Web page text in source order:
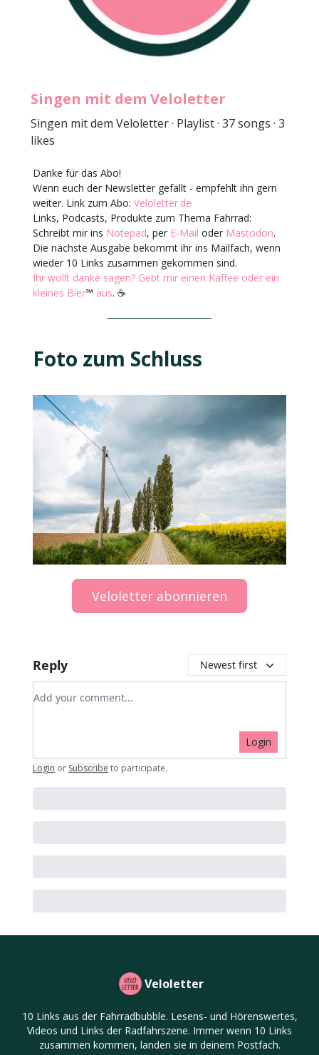
Singen mit dem Veloletter
Singen mit dem Veloletter · Playlist · 37 songs · 3
likes
Danke für das Abo!
Wenn euch der Newsletter gefällt - empfehlt ihn gern
weiter. Link zum Abo: Veloletter.de
Links, Podcasts, Produkte zum Thema Fahrrad:
Schreibt mir ins Notepad, per E-Mail oder Mastodon.
Die nächste Ausgabe bekommt ihr ins Mailfach, wenn
wieder 10 Links zusammen gekommen sind.
Ihr wollt danke sagen? Gebt mir einen Kaffee oder ein
kleines Bier™ aus. ☕️
Foto zum Schluss
Veloletter abonnieren
Reply Newest first
Add your comment
Login
Login or Subscribe to participate.
Veloletter
10 Links aus der Fahrradbubble. Lesens- und Hörenswertes,
Videos und Links der Radfahrszene. Immer wenn 10 Links
zusammen kommen, landen sie in deinem Postfach.